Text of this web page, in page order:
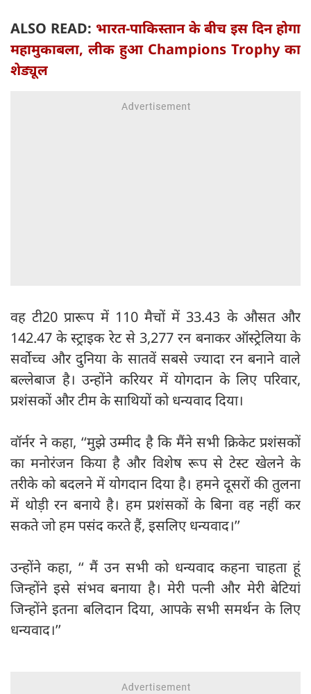
ALSO READ: भारत-पाकिस्तान के बीच इस दिन होगा
महामुकाबला, लीक हुआ Champions Trophy का
शेड्यूल
वह टी20 प्रारूप में 110 मैचों में 33.43 के औसत और
142.47 के स्ट्राइक रेट से 3,277 रन बनाकर ऑस्ट्रेलिया के
सर्वोच्च और दुनिया के सातवें सबसे ज्यादा रन बनाने वाले
बल्लेबाज है। उन्होंने करियर में योगदान के लिए परिवार,
प्रशंसकों और टीम के साथियों को धन्यवाद दिया।
वॉर्नर ने कहा, ‘‘मुझे उम्मीद है कि मैंने सभी क्रिकेट प्रशंसकों
का मनोरंजन किया है और विशेष रूप से टेस्ट खेलने के
तरीके को बदलने में योगदान दिया है। हमने दूसरों की तुलना
में थोड़ी रन बनाये है। हम प्रशंसकों के बिना वह नहीं कर
सकते जो हम पसंद करते हैं, इसलिए धन्यवाद।’’
उन्होंने कहा, ‘‘ मैं उन सभी को धन्यवाद कहना चाहता हूं
जिन्होंने इसे संभव बनाया है। मेरी पत्नी और मेरी बेटियां
जिन्होंने इतना बलिदान दिया, आपके सभी समर्थन के लिए
धन्यवाद।’’